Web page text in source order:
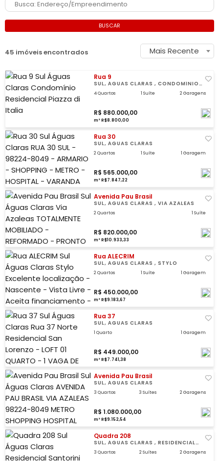
BUSCAR
45 imóveis encontrados Mais Recente
Rua 9
SUL, ÁGUAS CLARAS , CONDOMÍNIO
4 Quartos 1 Suíte 2 Garagens
R$ 880.000,00
m² R$8.800,00
Rua 30
SUL, ÁGUAS CLARAS
2 Quartos 1 Suíte 1 Garagem
R$ 565.000,00
m² R$7.847,22
Avenida Pau Brasil
SUL, ÁGUAS CLARAS , VIA AZALEAS
2 Quartos 1 Suíte
R$ 820.000,00
m² R$10.933,33
Rua ALECRIM
SUL, ÁGUAS CLARAS , STYLO
2 Quartos 1 Suíte 1 Garagem
R$ 450.000,00
m² R$9.183,67
Rua 37
SUL, ÁGUAS CLARAS
1 Quarto 1 Garagem
R$ 449.000,00
m² R$7.741,38
Avenida Pau Brasil
SUL, ÁGUAS CLARAS
3 Quartos 3 Suítes 2 Garagens
R$ 1.080.000,00
m² R$9.152,54
Quadra 208
SUL, ÁGUAS CLARAS , RESIDENCIAL
3 Quartos 2 Suítes 2 Garagens